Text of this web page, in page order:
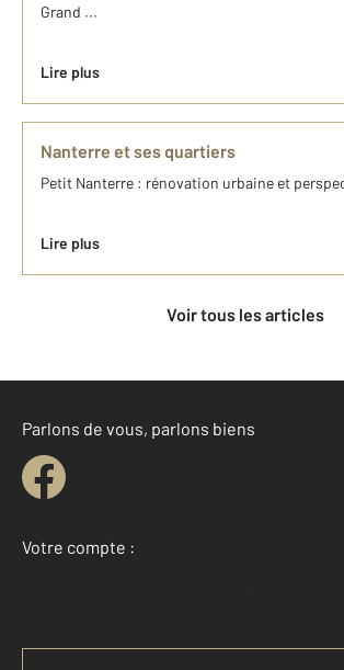
Grand ...
Lire plus
Nanterre et ses quartiers
Petit Nanterre : rénovation urbaine et
Lire plus
Voir tous les articles
Parlons de vous, parlons biens
Votre compte :
Accéder à mon compte